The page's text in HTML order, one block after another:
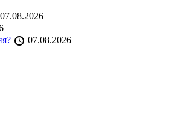
07.08.2026
07.08.2026